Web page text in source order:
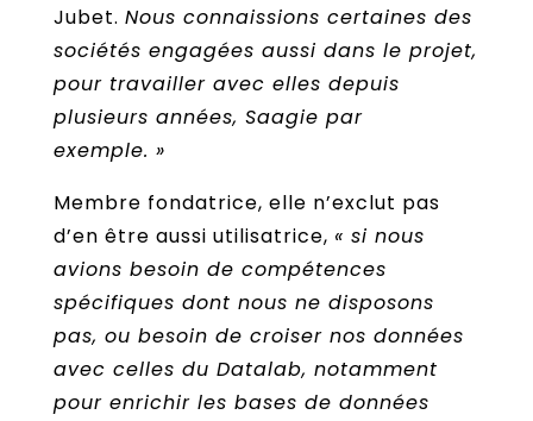
Jubet. Nous connaissions certaines des
sociétés engagées aussi dans le projet,
pour travailler avec elles depuis
plusieurs années, Saagie par
exemple. »
Membre fondatrice, elle n’exclut pas
d’en être aussi utilisatrice, « si nous
avions besoin de compétences
spécifiques dont nous ne disposons
pas, ou besoin de croiser nos données
avec celles du Datalab, notamment
pour enrichir les bases de données